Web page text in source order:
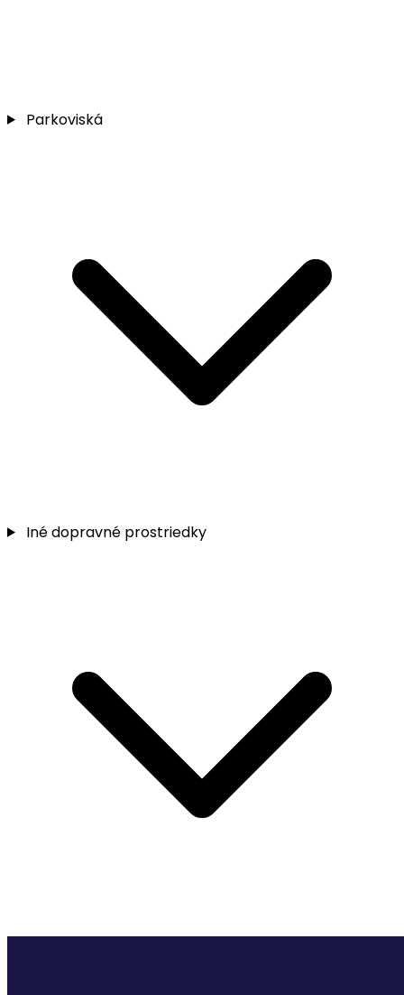
Parkoviská
Iné dopravné prostriedky